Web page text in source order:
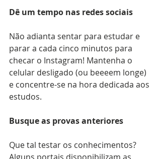
Dê um tempo nas redes sociais
Não adianta sentar para estudar e
parar a cada cinco minutos para
checar o Instagram! Mantenha o
celular desligado (ou beeeem longe)
e concentre-se na hora dedicada aos
estudos.
Busque as provas anteriores
Que tal testar os conhecimentos?